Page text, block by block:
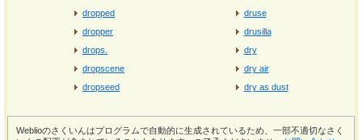
dropped
dropper
drops.
dropscene
dropseed
druse
drusilla
dry
dry air
dry as dust
Weblioのさくいんはプログラムで自動的に生成されているため、一部不適切なさく